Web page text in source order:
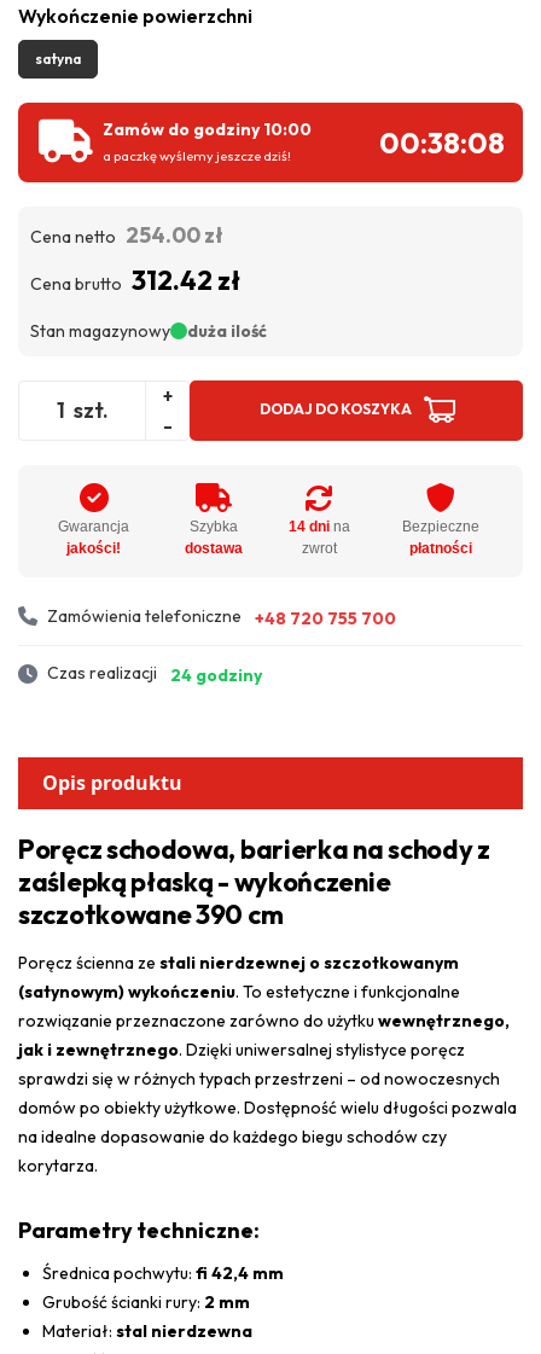
Wykończenie powierzchni
satyna
Zamów do godziny 10:00
a paczkę wyślemy jeszcze dziś! 00:38:07
Cena netto 254.00 zł
Cena brutto 312.42 zł
Stan magazynowy duża ilość
szt.
+
-
DODAJ DO KOSZYKA
Gwarancja
jakości!
Szybka
dostawa
14 dnina
zwrot
Bezpieczne
płatności
Zamówienia telefoniczne +48 720 755 700
Czas realizacji 24 godziny
Opis produktu
Poręcz schodowa, barierka na schody z
zaślepką płaską - wykończenie
szczotkowane 390 cm
Poręcz ścienna ze stali nierdzewnej o szczotkowanym
(satynowym) wykończeniu. To estetyczne i funkcjonalne
rozwiązanie przeznaczone zarówno do użytku wewnętrznego,
jak i zewnętrznego. Dzięki uniwersalnej stylistyce poręcz
sprawdzi się w różnych typach przestrzeni – od nowoczesnych
domów po obiekty użytkowe. Dostępność wielu długości pozwala
na idealne dopasowanie do każdego biegu schodów czy
korytarza.
Parametry techniczne:
Średnica pochwytu: fi 42,4 mm
Grubość ścianki rury: 2 mm
Materiał: stal nierdzewna